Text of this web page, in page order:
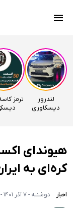
لندرور
دیسکاوری
ترمز
کره‌ای به
اخبار دوشنبه - 7 آذر 1401 - 09:00